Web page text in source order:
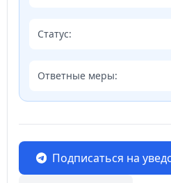
Статус:
Ответные меры:
Подписаться на